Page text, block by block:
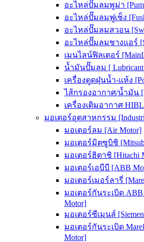
อะไหล่ปั๊มลมพูม่า
อะไหล่ปั๊มลมฟูเช็ง
อะไหล่ปั๊มลมสวอน
อะไหล่ปั๊มลมชางแอร์
เมนไลน์ฟิลเตอร์
น้ำมันปั๊มลม [ Lubricant
เครื่องดูดฝุ่นน้ำ-แห้ง
ไส้กรองอากาศ/น้ำมัน
เครื่องเติมอากาศ
มอเตอร์อุตสาหกรรม
มอเตอร์ลม [Air Motor]
มอเตอร์มิตซูบิชิ
มอเตอร์ฮิตาชิ [Hitachi
มอเตอร์เอบีบี [ABB
มอเตอร์เมอร์ลารี่
มอเตอร์กันระเบิด ABB
Motor]
มอเตอร์ซีเมนส์
มอเตอร์กันระเบิด
Motor]